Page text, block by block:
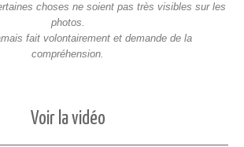
choses ne soient pas très visibles sur les
photos.
fait volontairement et demande de la
compréhension.
Voir la vidéo